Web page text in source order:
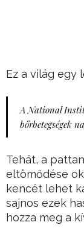
Ez a világ egy
A National
bőrbetegségek
Tehát, a
eltömődése
kencét lehet
sajnos ezek
hozza meg a